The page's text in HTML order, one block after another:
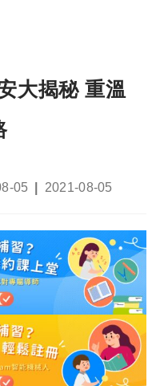
大揭秘 重溫
05
Post
2021-08-05